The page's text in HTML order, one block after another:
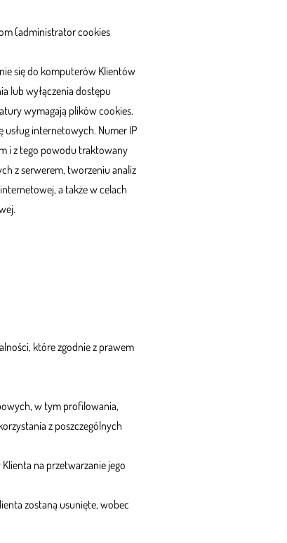
(administrator cookies
się do komputerów Klientów
lub wyłączenia dostępu
wymagają plików cookies.
internetowych. Numer IP
i z tego powodu traktowany
z serwerem, tworzeniu analiz
a także w celach
które zgodnie z prawem
w tym profilowania,
z poszczególnych
na przetwarzanie jego
zostaną usunięte, wobec